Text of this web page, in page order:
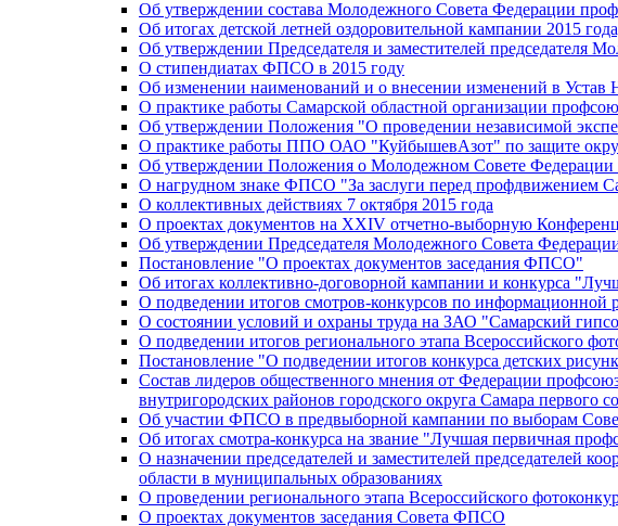
Об утверждении состава Молодежного Совета Федерации
Об итогах детской летней оздоровительной кампании 2015
Об утверждении Председателя и заместителей председателя
О стипендиатах ФПСО в 2015 году
Об изменении наименований и о внесении изменений в Устав
О практике работы Самарской областной организации
Об утверждении Положения "О проведении независимой
О практике работы ППО ОАО "КуйбышевАзот" по защите
Об утверждении Положения о Молодежном Совете Федерации
О нагрудном знаке ФПСО "За заслуги перед профдвижением
О коллективных действиях 7 октября 2015 года
О проектах документов на XXIV отчетно-выборную
Об утверждении Председателя Молодежного Совета
Постановление "О проектах документов заседания ФПСО"
Об итогах коллективно-договорной кампании и конкурса
О подведении итогов смотров-конкурсов по информационной
О состоянии условий и охраны труда на ЗАО "Самарский
О подведении итогов регионального этапа Всероссийского
Постановление "О подведении итогов конкурса детских
Состав лидеров общественного мнения от Федерации
внутригородских районов городского округа Самара первого
Об участии ФПСО в предвыборной кампании по выборам
Об итогах смотра-конкурса на звание "Лучшая первичная
О назначении председателей и заместителей председателей
области в муниципальных образованиях
О проведении регионального этапа Всероссийского
О проектах документов заседания Совета ФПСО